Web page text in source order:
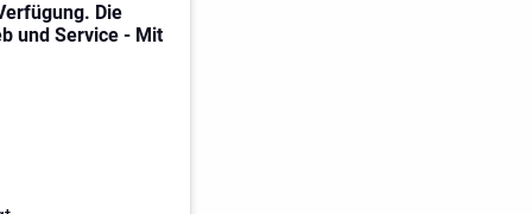
Die
und Service - Mit